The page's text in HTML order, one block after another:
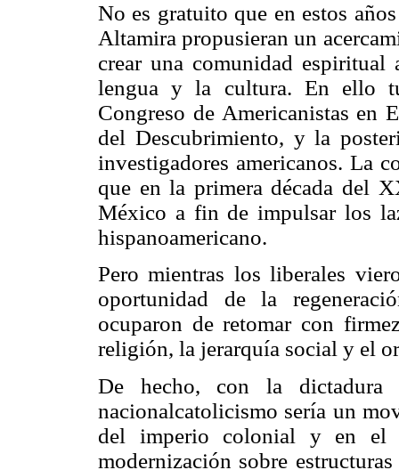
No es gratuito que en estos
Altamira propusieran un
crear una comunidad espiritual
lengua y la cultura. En ello
Congreso de Americanistas en
del Descubrimiento, y la
investigadores americanos. La
que en la primera década del
México a fin de impulsar los
hispanoamericano.
Pero mientras los liberales
oportunidad de la
ocuparon de retomar con
religión, la jerarquía social y el
De hecho, con la dictadura
nacionalcatolicismo sería un
del imperio colonial y en el
modernización sobre